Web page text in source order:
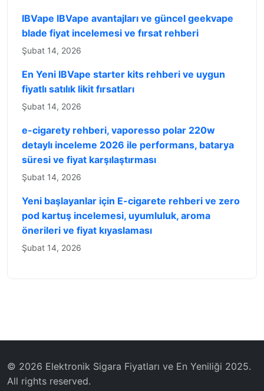
IBVape IBVape avantajları ve güncel geekvape
blade fiyat incelemesi ve fırsat rehberi
Şubat 14, 2026
En Yeni IBVape starter kits rehberi ve uygun
fiyatlı satılık likit fırsatları
Şubat 14, 2026
e-cigarety rehberi, vaporesso polar 220w
detaylı inceleme 2026 ile performans, batarya
süresi ve fiyat karşılaştırması
Şubat 14, 2026
Yeni başlayanlar için E-cigarete rehberi ve zero
pod kartuş incelemesi, uyumluluk, aroma
önerileri ve fiyat kıyaslaması
Şubat 14, 2026
© 2026 Elektronik Sigara Fiyatları ve En Yeniliği 2025.
All rights reserved.